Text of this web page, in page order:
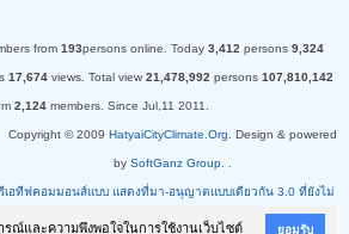
รณ์และความพึงพอใจในการใช้งานเว็บไซต์ ยอมรับ
from 193persons online. Today 3,412 persons 9,324
17,674 views. Total view 21,478,992 persons 107,810,142
2,124 members. Since Jul,11 2011.
Copyright © 2009 HatyaiCityClimate.Org . Design & powered
by SoftGanz Group.
ทีฟคอมมอนส์แบบ แสดงที่มา-อนุญาตแบบเดียวกัน 3.0 ที่ยังไม่
ได้ปรับแก้